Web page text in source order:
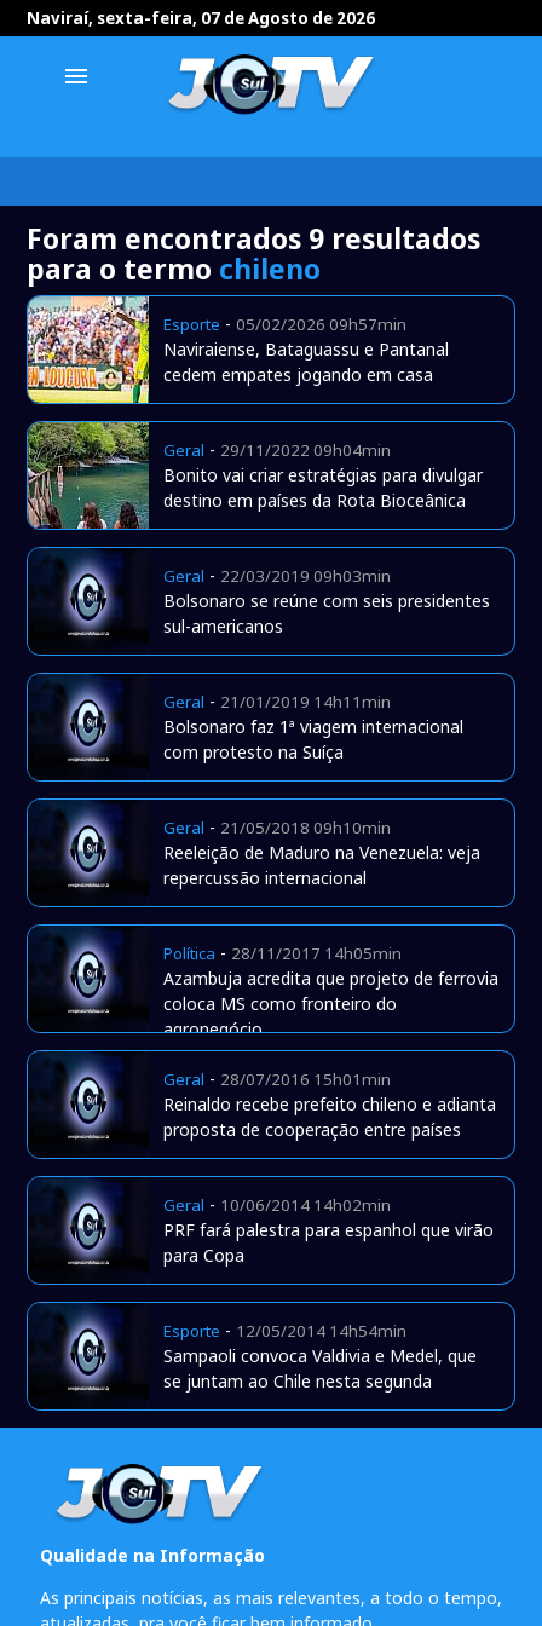
Naviraí, sexta-feira, 07 de Agosto de 2026
menu
Foram encontrados 9 resultados
para o termo chileno
Esporte -05/02/2026 09h57min
Naviraiense, Bataguassu e Pantanal
cedem empates jogando em casa
Geral - 29/11/2022 09h04min
Bonito vai criar estratégias para divulgar
destino em países da Rota Bioceânica
Geral - 22/03/2019 09h03min
Bolsonaro se reúne com seis presidentes
sul-americanos
Geral - 21/01/2019 14h11min
Bolsonaro faz 1ª viagem internacional
com protesto na Suíça
Geral - 21/05/2018 09h10min
Reeleição de Maduro na Venezuela: veja
repercussão internacional
Política - 28/11/2017 14h05min
Azambuja acredita que projeto de ferrovia
coloca MS como fronteiro do
agronegócio
Geral - 28/07/2016 15h01min
Reinaldo recebe prefeito chileno e adianta
proposta de cooperação entre países
Geral - 10/06/2014 14h02min
PRF fará palestra para espanhol que virão
para Copa
Esporte - 12/05/2014 14h54min
Sampaoli convoca Valdivia e Medel, que
se juntam ao Chile nesta segunda
Qualidade na Informação
As principais notícias, as mais relevantes, a todo o tempo,